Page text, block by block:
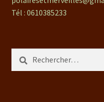
Tél : 0610385233